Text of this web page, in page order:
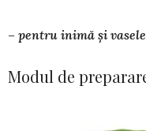
– pentru inimă și
Modul de